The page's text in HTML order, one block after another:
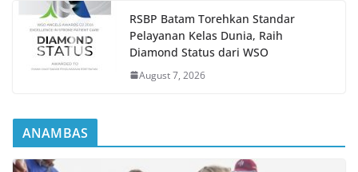
RSBP Batam Torehkan Standar
Pelayanan Kelas Dunia, Raih
Diamond Status dari WSO
August 7, 2026
ANAMBAS